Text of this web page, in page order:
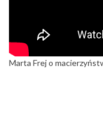
Marta Frej o